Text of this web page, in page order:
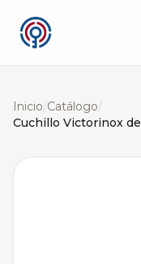
Inicio/Catálogo/